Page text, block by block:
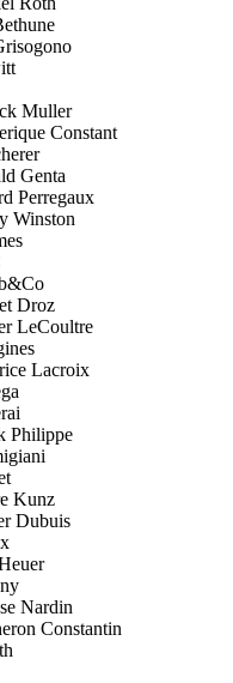
Muller
Constant
Genta
Perregaux
Winston
Droz
LeCoultre
Lacroix
Philippe
Kunz
Dubuis
Nardin
Constantin